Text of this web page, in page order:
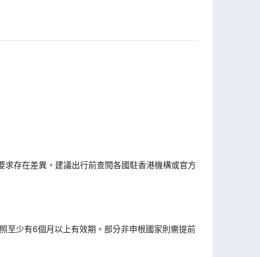
存在差異，建議出行前查閱各國駐香港機構或官方
至少有6個月以上有效期。部分非申根國家則需提前